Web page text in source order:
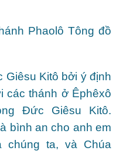
Phaolô Tông đồ
Giêsu Kitô bởi ý định
các thánh ở Êphêxô
Ðức Giêsu Kitô.
bình an cho anh em
chúng ta, và Chúa